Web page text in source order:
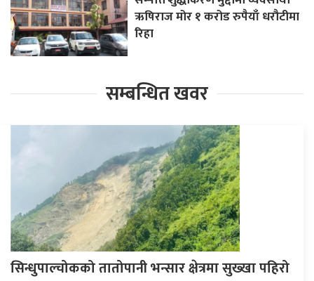
ऋषिराज मोर १ करोड रुपैयाँ धरौटीमा
रिहा
सम्बन्धित खवर
सिन्धुपाल्चोकको तातोपानी भन्सार क्षेत्रमा सुख्खा पहिरो